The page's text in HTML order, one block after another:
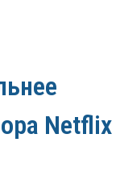
Netflix